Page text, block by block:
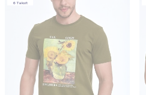
6 Taksit